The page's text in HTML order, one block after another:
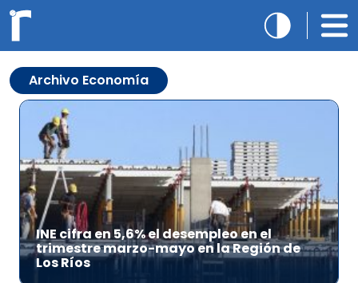
Archivo Economía
INE cifra en 5,6% el desempleo en el
trimestre marzo-mayo en la Región de
Los Ríos